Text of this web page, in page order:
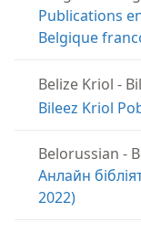
Publications
Belgique
Belize Kriol -
Bileez Kriol
Belorussian -
Анлайн
2022)